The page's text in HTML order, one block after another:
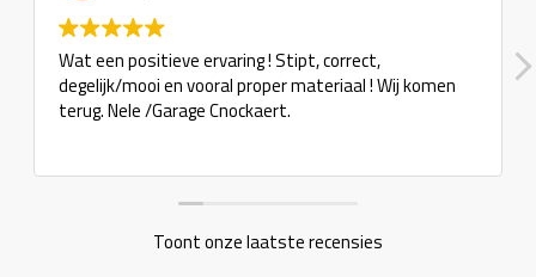
Wat een positieve ervaring ! Stipt, correct,
degelijk/mooi en vooral proper materiaal ! Wij komen
terug. Nele /Garage Cnockaert.
Toont onze laatste recensies